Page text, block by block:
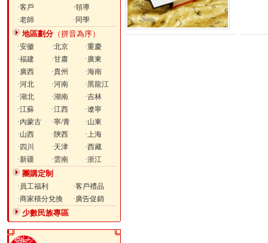
·客戶
·領導
·老師
·同學
地區劃分（拼音為序）
·安徽 ·北京
·重慶
·福建
·甘肅
·廣東
·廣西
·貴州
·海南
·河北
·河南
·黑龍江
·湖北
·湖南
·吉林
·江蘇
·江西
·遼寧
·內蒙古
·寧/青
·山東
·山西
·陝西
·上海
·四川
·天津
·西藏
·新疆
·雲南 ·浙江
團購定制
·員工福利
·客戶禮品
·商家積分兌換
·廣告促銷
少數民族專區